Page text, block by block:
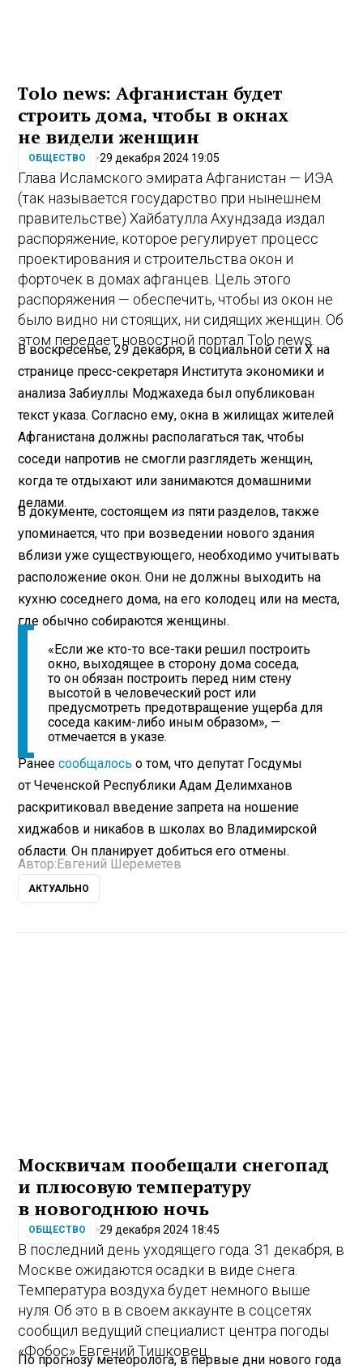
Tolo news: Афганистан будет
строить дома, чтобы в окнах
не видели женщин
ОБЩЕСТВО 29 декабря 2024 19:05
Глава Исламского эмирата Афганистан — ИЭА
(так называется государство при нынешнем
правительстве) Хайбатулла Ахундзада издал
распоряжение, которое регулирует процесс
проектирования и строительства окон и
форточек в домах афганцев. Цель этого
распоряжения — обеспечить, чтобы из окон не
было видно ни стоящих, ни сидящих женщин. Об
этом передает новостной портал Tolo news.
В воскресенье, 29 декабря, в социальной сети X на
странице пресс-секретаря Института экономики и
анализа Забиуллы Моджахеда был опубликован
текст указа. Согласно ему, окна в жилищах жителей
Афганистана должны располагаться так, чтобы
соседи напротив не смогли разглядеть женщин,
когда те отдыхают или занимаются домашними
делами.
В документе, состоящем из пяти разделов, также
упоминается, что при возведении нового здания
вблизи уже существующего, необходимо учитывать
расположение окон. Они не должны выходить на
кухню соседнего дома, на его колодец или на места,
где обычно собираются женщины.
«Если же кто-то все-таки решил построить
окно, выходящее в сторону дома соседа,
то он обязан построить перед ним стену
высотой в человеческий рост или
предусмотреть предотвращение ущерба для
соседа каким-либо иным образом», —
отмечается в указе.
Ранеесообщалось о том, что депутат Госдумы
от Чеченской Республики Адам Делимханов
раскритиковал введение запрета на ношение
хиджабов и никабов в школах во Владимирской
области. Он планирует добиться его отмены.
Автор: Евгений Шереметев
АКТУАЛЬНО
Москвичам пообещали снегопад
и плюсовую температуру
в новогоднюю ночь
ОБЩЕСТВО 29 декабря 2024 18:45
В последний день уходящего года. 31 декабря, в
Москве ожидаются осадки в виде снега.
Температура воздуха будет немного выше
нуля. Об это в в своем аккаунте в соцсетях
сообщил ведущий специалист центра погоды
«Фобос» Евгений Тишковец.
По прогнозу метеоролога, в первые дни нового года